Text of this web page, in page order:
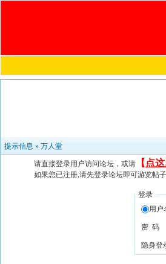
提示信息 » 万人堂
请直接登录用户访问论坛，或请 【 点
如果您已注册,请先登录论坛即可游览帖子
登录
用户
密 码
隐身登